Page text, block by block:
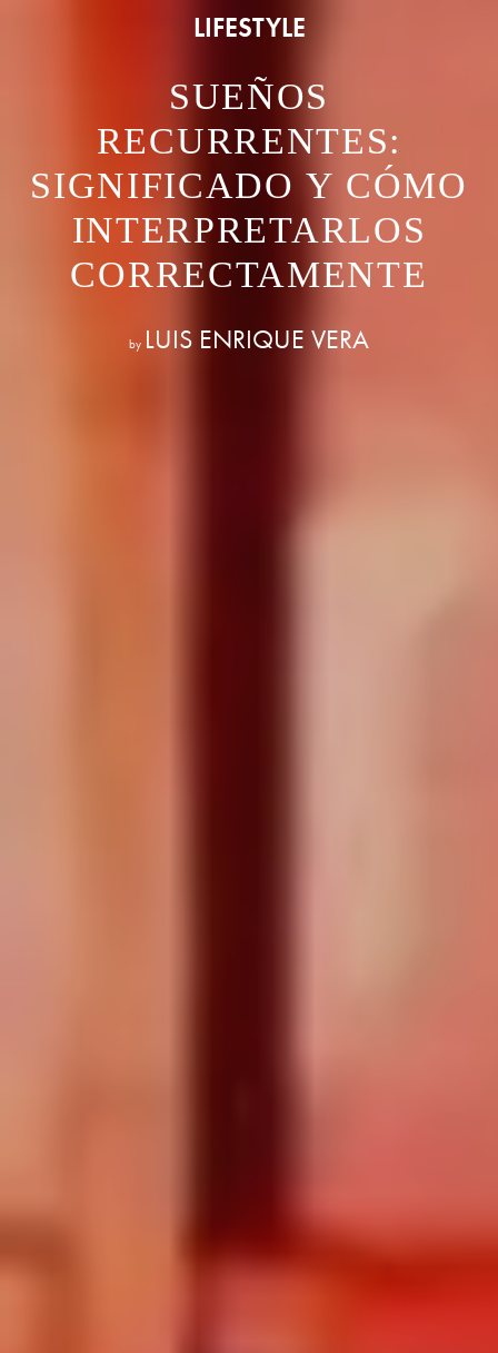
LIFESTYLE
SUEÑOS
RECURRENTES:
SIGNIFICADO Y CÓMO
INTERPRETARLOS
CORRECTAMENTE
by LUIS ENRIQUE VERA